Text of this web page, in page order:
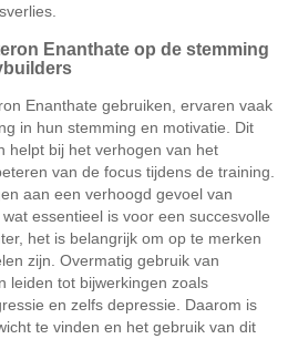
Enanthate op de stemming
Enanthate gebruiken, ervaren vaak
in hun stemming en motivatie. Dit
helpt bij het verhogen van het
van de focus tijdens de training.
aan een verhoogd gevoel van
essentieel is voor een succesvolle
het is belangrijk om op te merken
zijn. Overmatig gebruik van
leiden tot bijwerkingen zoals
en zelfs depressie. Daarom is
te vinden en het gebruik van dit